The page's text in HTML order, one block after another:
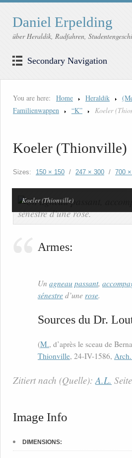
Daniel Erpelding
über Heraldik, Radfahren,
Secondary Navigation
You are here: Home Heraldik
Familienwappen
“K” Koeler
Koeler (Thionville)
Sizes: 150 × 150 / 247 × 300 / 700
Koeler (Thionville)
Armes:
Un agneau passant,
sénestred’unerose.
Sources du Dr.
(M., d’après le sceau de
Thionville, 24-IV-1586,
Zitiert nach (Quelle):A.L.
Image Info
DIMENSIONS: